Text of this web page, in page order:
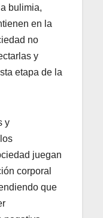
bulimia,
en la
no
y
etapa de la
y
juegan
corporal
que